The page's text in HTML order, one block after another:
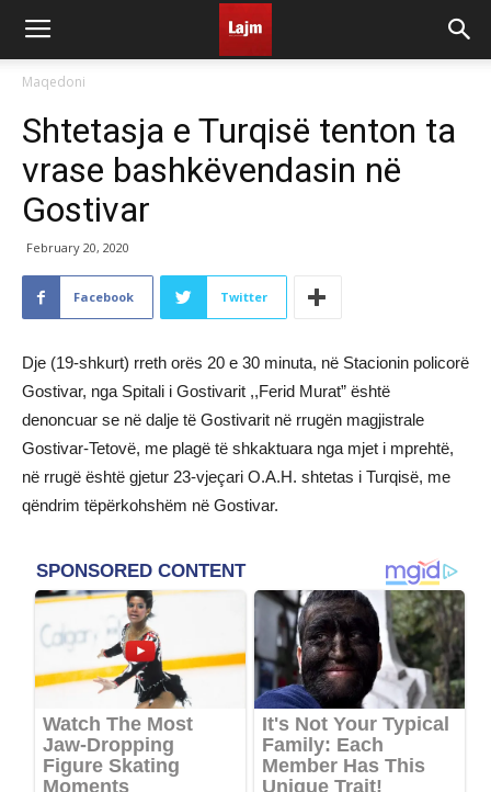
Maqedoni
Shtetasja e Turqisë tenton ta
vrase bashkëvendasin në
Gostivar
February 20, 2020
Facebook Twitter
Dje (19-shkurt) rreth orës 20 e 30 minuta, në Stacionin policorë
Gostivar, nga Spitali i Gostivarit ,,Ferid Murat” është
denoncuar se në dalje të Gostivarit në rrugën magjistrale
Gostivar-Tetovë, me plagë të shkaktuara nga mjet i mprehtë,
në rrugë është gjetur 23-vjeçari O.A.H. shtetas i Turqisë, me
qëndrim tëpërkohshëm në Gostivar.